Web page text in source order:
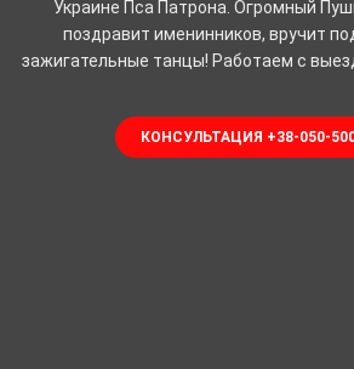
Украине Пса Патрона. Огромный
поздравит именинников, вручит
зажигательные танцы! Работаем с
КОНСУЛЬТАЦИЯ +38-050-